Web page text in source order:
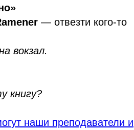
— отвезти кого-то
вокзал.
книгу?
наши преподаватели и